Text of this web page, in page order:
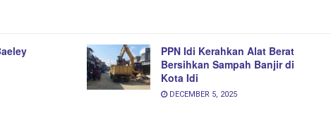
PPN Idi Kerahkan Alat Berat
Bersihkan Sampah Banjir di
Kota Idi
DECEMBER 5, 2025